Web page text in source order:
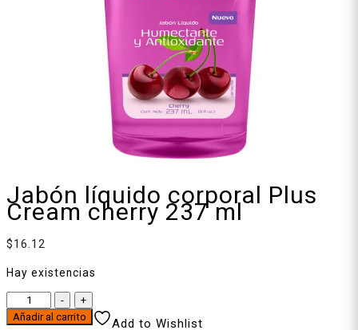
Jabón líquido corporal Plus
Cream cherry 237 ml
$16.12
Hay existencias
-
Jabón
líquido
+
Añadir al carrito
Add to Wishlist